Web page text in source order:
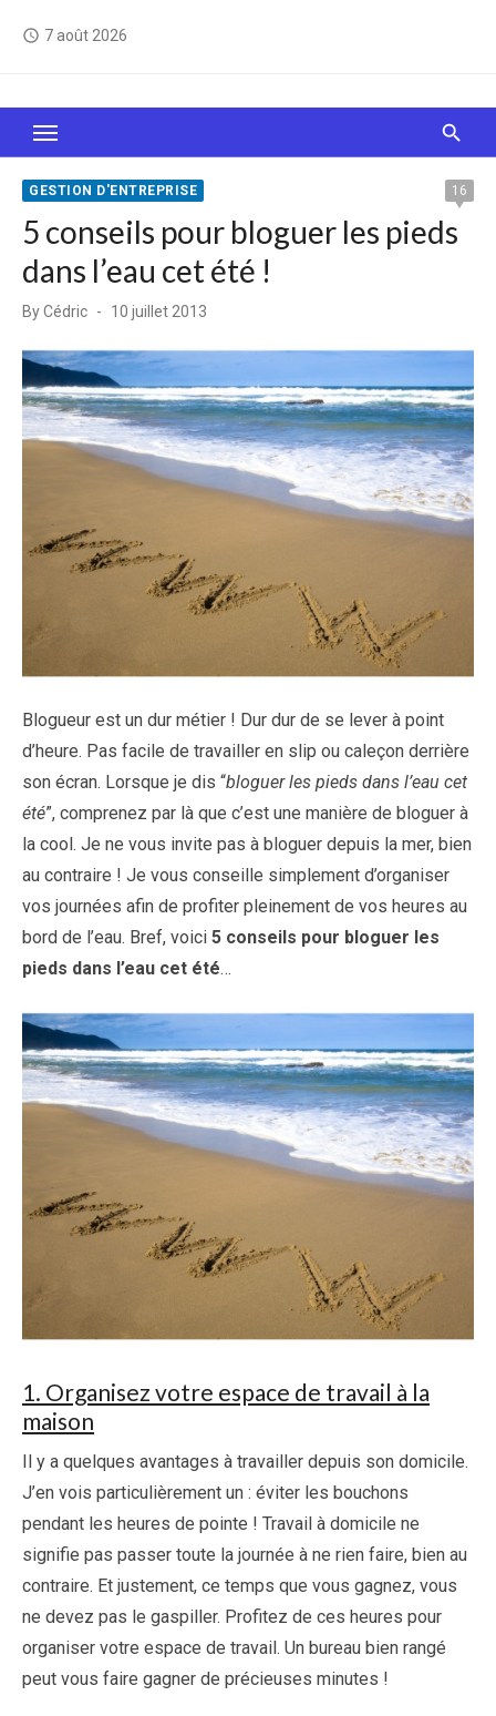
access_time 7 août 2026
Le Web, c'est comme une boîte de chocolats… On
sait jamais sur quoi on va tomber !
GESTION D'ENTREPRISE 16
5 conseils pour bloguer les pieds
dans l’eau cet été !
ByCédric
Posted
10 juillet 2013
Blogueur est un dur métier ! Dur dur de se lever à point
d’heure. Pas facile de travailler en slip ou caleçon derrière
son écran. Lorsque je dis “bloguer les pieds dans l’eau cet
été”, comprenez par là que c’est une manière de bloguer à
la cool. Je ne vous invite pas à bloguer depuis la mer, bien
au contraire ! Je vous conseille simplement d’organiser
vos journées afin de profiter pleinement de vos heures au
bord de l’eau. Bref, voici 5 conseils pour bloguer les
pieds dans l’eau cet été…
1. Organisez votre espace de travail à la
maison
Il y a quelques avantages à travailler depuis son domicile.
J’en vois particulièrement un : éviter les bouchons
pendant les heures de pointe ! Travail à domicile ne
signifie pas passer toute la journée à ne rien faire, bien au
contraire. Et justement, ce temps que vous gagnez, vous
ne devez pas le gaspiller. Profitez de ces heures pour
organiser votre espace de travail. Un bureau bien rangé
peut vous faire gagner de précieuses minutes !